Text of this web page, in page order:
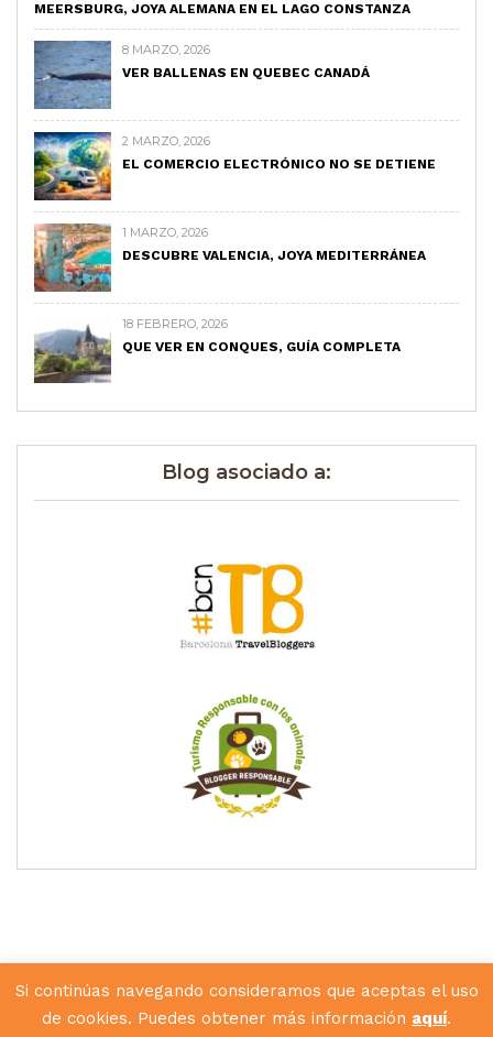
MEERSBURG, JOYA ALEMANA EN EL LAGO CONSTANZA
8 MARZO, 2026
VER BALLENAS EN QUEBEC CANADÁ
2 MARZO, 2026
EL COMERCIO ELECTRÓNICO NO SE DETIENE
1 MARZO, 2026
DESCUBRE VALENCIA, JOYA MEDITERRÁNEA
18 FEBRERO, 2026
QUE VER EN CONQUES, GUÍA COMPLETA
Blog asociado a:
Diseñado porHunkey Dorey
Si continúas navegando consideramos que aceptas el uso
de cookies. Puedes obtener más información aquí.